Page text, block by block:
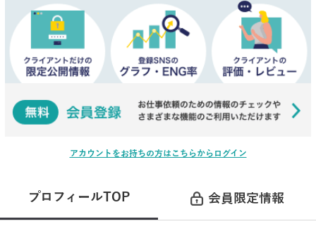
アカウントをお持ちの方はこちらからログイン
プロフィールTOP 会員限定情報